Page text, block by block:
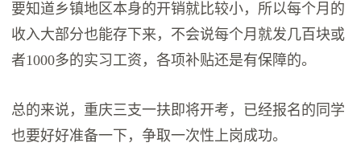
要知道乡镇地区本身的开销就比较小，所以每个月的
收入大部分也能存下来，不会说每个月就发几百块或
者1000多的实习工资，各项补贴还是有保障的。
总的来说，重庆三支一扶即将开考，已经报名的同学
也要好好准备一下，争取一次性上岗成功。